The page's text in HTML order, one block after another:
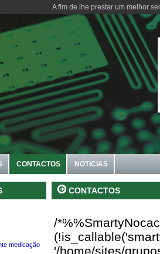
A fim de lhe prestar um melhor
CONTACTOS NOTICIAS
medicação
CONTACTOS
/
'/home/sites/